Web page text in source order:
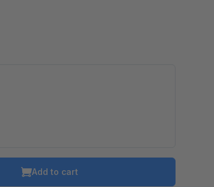
Add to cart